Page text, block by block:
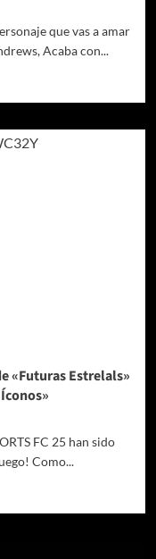
que vas a amar
Acaba con...
«Futuras Estrelals»
FC 25 han sido
Como...